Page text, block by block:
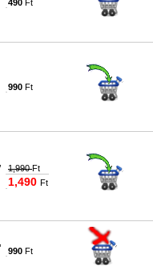
490 Ft
990 Ft
1,990Ft
1,490 Ft
990 Ft